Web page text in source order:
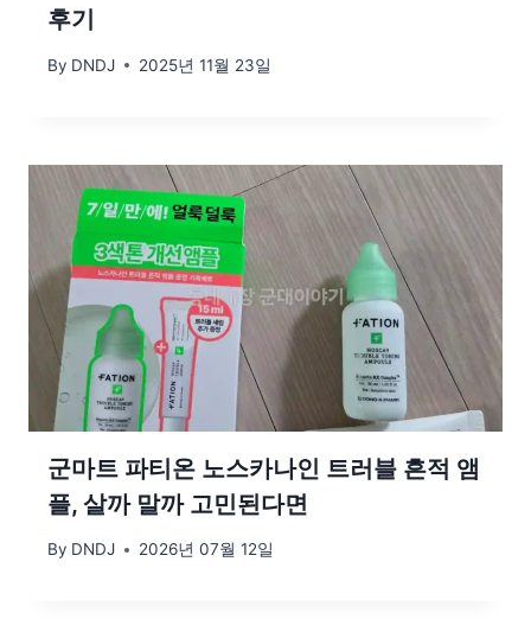
후기
By DNDJ 2025년 11월 23일
군마트 파티온 노스카나인 트러블 흔적 앰
플, 살까 말까 고민된다면
By DNDJ 2026년 07월 12일